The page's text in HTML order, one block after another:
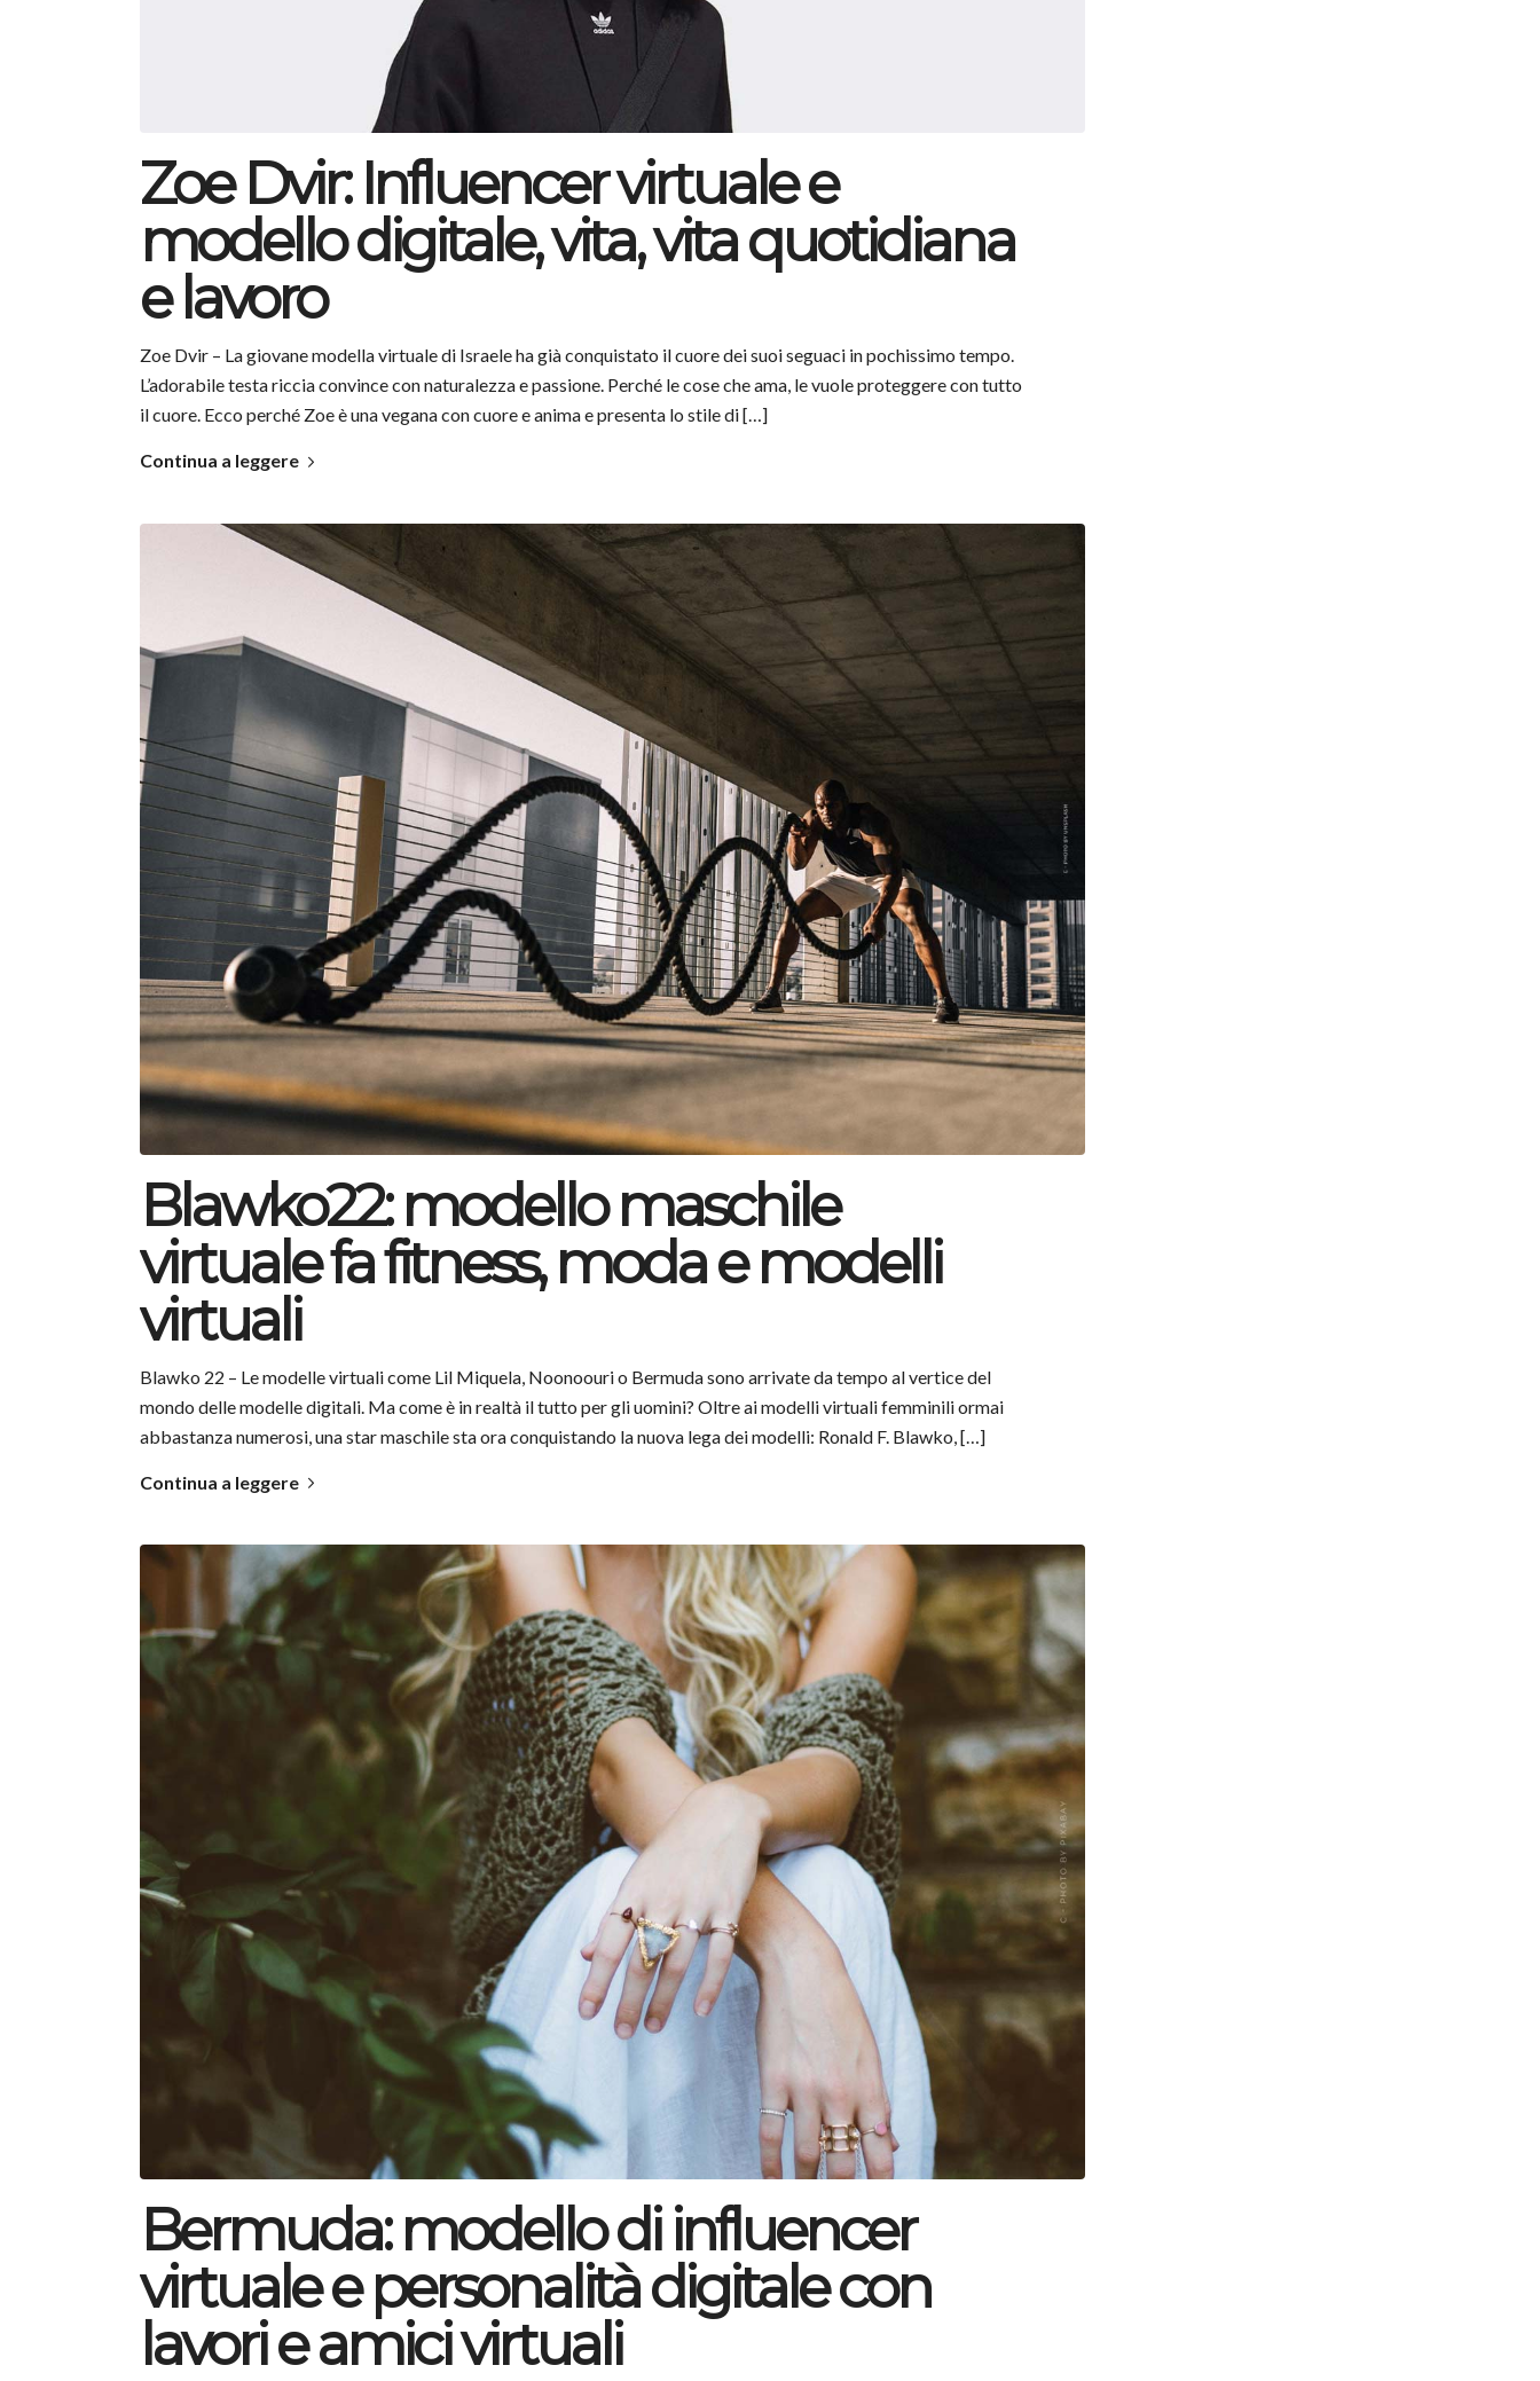
Zoe Dvir: Influencer virtuale e
modello digitale, vita, vita quotidiana
e lavoro
Zoe Dvir – La giovane modella virtuale di Israele ha già conquistato il cuore dei suoi seguaci in pochissimo tempo.
L’adorabile testa riccia convince con naturalezza e passione. Perché le cose che ama, le vuole proteggere con tutto
il cuore. Ecco perché Zoe è una vegana con cuore e anima e presenta lo stile di […]
Continua a leggere
Blawko22: modello maschile
virtuale fa fitness, moda e modelli
virtuali
Blawko 22 – Le modelle virtuali come Lil Miquela, Noonoouri o Bermuda sono arrivate da tempo al vertice del
mondo delle modelle digitali. Ma come è in realtà il tutto per gli uomini? Oltre ai modelli virtuali femminili ormai
abbastanza numerosi, una star maschile sta ora conquistando la nuova lega dei modelli: Ronald F. Blawko, […]
Continua a leggere
Bermuda: modello di influencer
virtuale e personalità digitale con
lavori e amici virtuali